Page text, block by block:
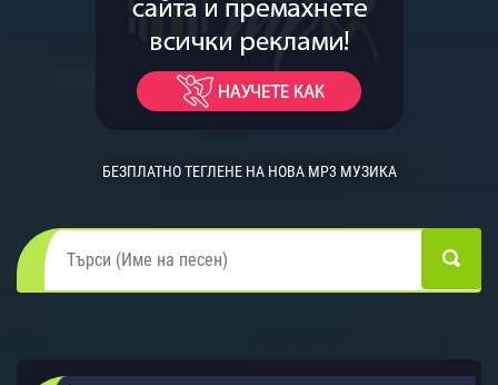
БЕЗПЛАТНО ТЕГЛЕНЕ НА НОВА MP3 МУЗИКА